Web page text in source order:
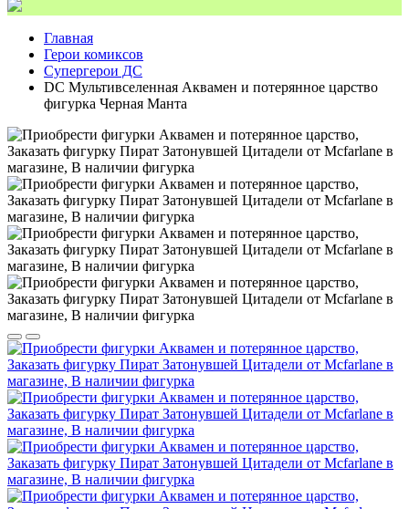
Главная
Герои комиксов
Супергерои ДС
DC Мультивселенная Аквамен и потерянное царство
фигурка Черная Манта